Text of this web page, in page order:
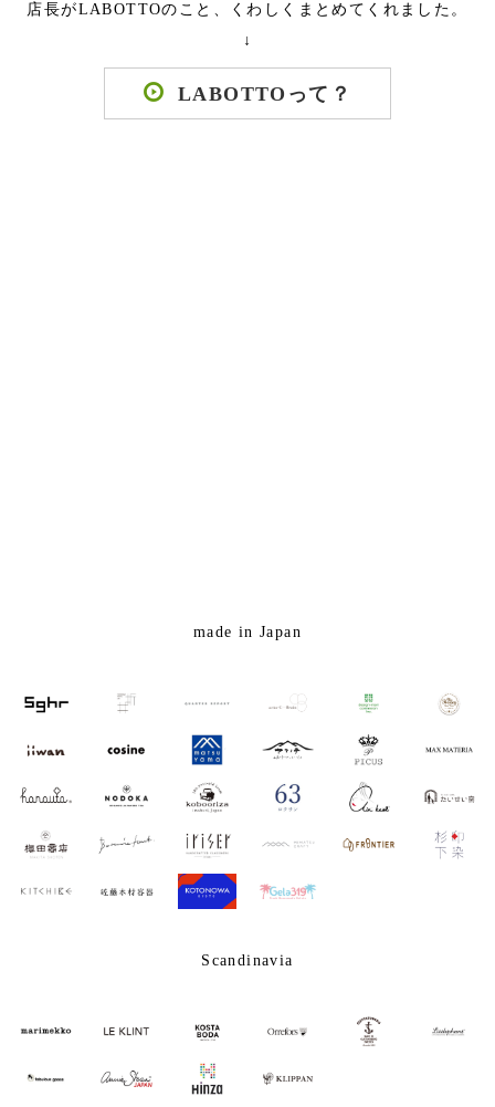
店長がLABOTTOのこと、くわしくまとめてくれました。
↓
LABOTTOって？
made in Japan
Scandinavia